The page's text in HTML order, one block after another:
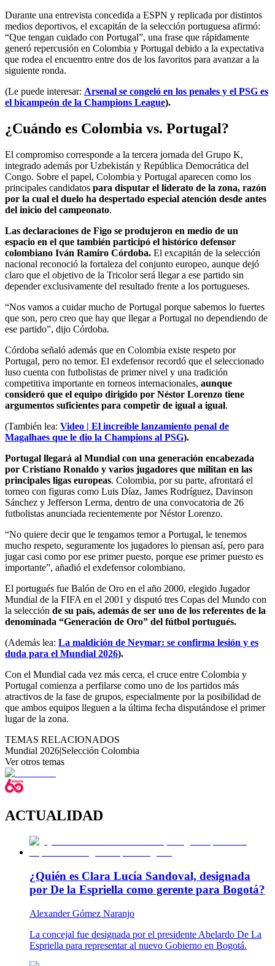
Durante una entrevista concedida a ESPN y replicada por distintos
medios deportivos, el excapitán de la selección portuguesa afirmó:
“Que tengan cuidado con Portugal”, una frase que rápidamente
generó repercusión en Colombia y Portugal debido a la expectativa
que rodea el encuentro entre dos de los favoritos para avanzar a la
siguiente ronda.
(Le puede interesar: Arsenal se congeló en los penales y el PSG es
el bicampeón de la Champions League).
¿Cuándo es Colombia vs. Portugal?
El compromiso corresponde a la tercera jornada del Grupo K,
integrado además por Uzbekistán y República Democrática del
Congo. Sobre el papel, Colombia y Portugal aparecen como los
principales candidatos para disputar el liderato de la zona, razón
por la cual el duelo ha despertado especial atención desde antes
del inicio del campeonato.
Las declaraciones de Figo se produjeron en medio de un
espacio en el que también participó el histórico defensor
colombiano Iván Ramiro Córdoba. El excapitán de la selección
nacional reconoció la fortaleza del conjunto europeo, aunque dejó
claro que el objetivo de la Tricolor será llegar a ese partido sin
depender exclusivamente del resultado frente a los portugueses.
“Nos vamos a cuidar mucho de Portugal porque sabemos lo fuertes
que son, pero creo que hay que llegar a Portugal no dependiendo de
ese partido”, dijo Córdoba.
Córdoba señaló además que en Colombia existe respeto por
Portugal, pero no temor. El exdefensor recordó que el seleccionado
luso cuenta con futbolistas de primer nivel y una tradición
competitiva importante en torneos internacionales, aunque
consideró que el equipo dirigido por Néstor Lorenzo tiene
argumentos suficientes para competir de igual a igual.
(También lea: Video | El increíble lanzamiento penal de
Magalhaes que le dio la Champions al PSG).
Portugal llegará al Mundial con una generación encabezada
por Cristiano Ronaldo y varios jugadores que militan en las
principales ligas europeas. Colombia, por su parte, afrontará el
torneo con figuras como Luis Díaz, James Rodríguez, Davinson
Sánchez y Jefferson Lerma, dentro de una convocatoria de 26
futbolistas anunciada recientemente por Néstor Lorenzo.
“No quiere decir que le tengamos temor a Portugal, le tenemos
mucho respeto, seguramente los jugadores lo piensan así, pero para
jugar casi como por ese primer puesto, porque ese primer puesto es
importante”, añadió el exdefensor colombiano.
El portugués fue Balón de Oro en el año 2000, elegido Jugador
Mundial de la FIFA en el 2001 y disputó tres Copas del Mundo con
la selección de su país, además de ser uno de los referentes de la
denominada “Generación de Oro” del fútbol portugués.
(Además lea: La maldición de Neymar: se confirma lesión y es
duda para el Mundial 2026).
Con el Mundial cada vez más cerca, el cruce entre Colombia y
Portugal comienza a perfilarse como uno de los partidos más
atractivos de la fase de grupos, especialmente por la posibilidad de
que ambos equipos lleguen a la última fecha disputándose el primer
lugar de la zona.
TEMAS RELACIONADOS
Mundial 2026|Selección Colombia
Ver otros temas
ACTUALIDAD
¿Quién es Clara Lucía Sandoval, designada
por De la Espriella como gerente para Bogotá?
Alexander Gómez Naranjo
La concejal fue designada por el presidente Abelardo De La
Espriella para representar al nuevo Gobierno en Bogotá.